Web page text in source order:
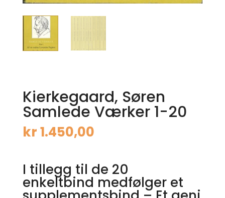
Kierkegaard, Søren
Samlede Værker 1-20
kr1.450,00
I tillegg til de 20
enkeltbind medfølger et